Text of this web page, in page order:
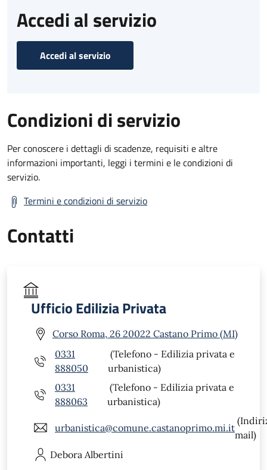
Accedi al servizio
Accedi al servizio
Condizioni di servizio
Per conoscere i dettagli di scadenze, requisiti e altre
informazioni importanti, leggi i termini e le condizioni di
servizio.
Termini e condizioni di servizio
Contatti
Ufficio Edilizia Privata
Corso Roma, 26 20022 Castano Primo (MI)
0331
888050
(Telefono - Edilizia privata e
urbanistica)
0331
888063
(Telefono - Edilizia privata e
urbanistica)
urbanistica@comune.castanoprimo.mi.it
mail)
Debora Albertini